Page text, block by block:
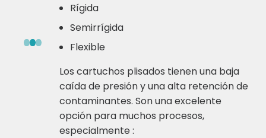
Rígida
Semirrígida
Flexible
Los cartuchos plisados tienen una baja
caída de presión y una alta retención de
contaminantes. Son una excelente
opción para muchos procesos,
especialmente :